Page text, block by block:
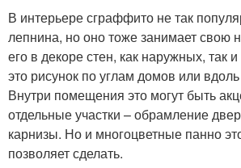
В интерьере сграффито не так
лепнина, но оно тоже занимает свою
его в декоре стен, как наружных, так
это рисунок по углам домов или
Внутри помещения это могут быть
отдельные участки – обрамление
карнизы. Но и многоцветные панно
позволяет сделать.